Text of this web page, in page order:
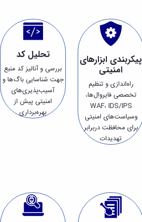
پیکربندی ابزارهای
امنیتی
راه‌اندازی و تنظیم
تخصصی فایروال‌ها،
WAF، IDS/IPS
وسیاست‌های امنیتی
برای محافظت دربرابر
تهدیدات
تحلیل کد
بررسی و آنالیز کد منبع
جهت شناسایی باگ‌ها و
آسیب‌پذیری‌های
امنیتی پیش از
بهره‌برداری